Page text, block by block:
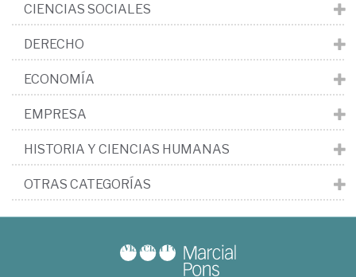
CIENCIAS SOCIALES
DERECHO
ECONOMÍA
EMPRESA
HISTORIA Y CIENCIAS HUMANAS
OTRAS CATEGORÍAS